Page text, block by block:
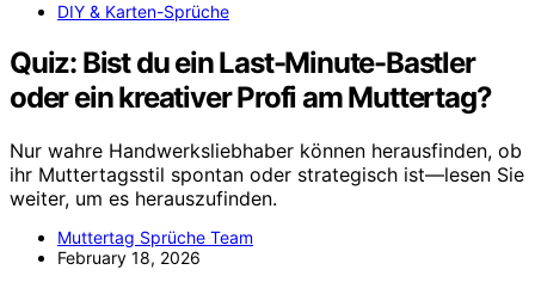
DIY & Karten-Sprüche
Quiz: Bist du ein Last-Minute-Bastler
oder ein kreativer Profi am Muttertag?
Nur wahre Handwerksliebhaber können herausfinden, ob
ihr Muttertagsstil spontan oder strategisch ist—lesen Sie
weiter, um es herauszufinden.
Muttertag Sprüche Team
February 18, 2026